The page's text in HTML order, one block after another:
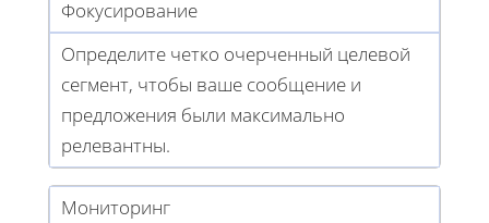
Фокусирование
Определите четко очерченный целевой
сегмент, чтобы ваше сообщение и
предложения были максимально
релевантны.
Мониторинг